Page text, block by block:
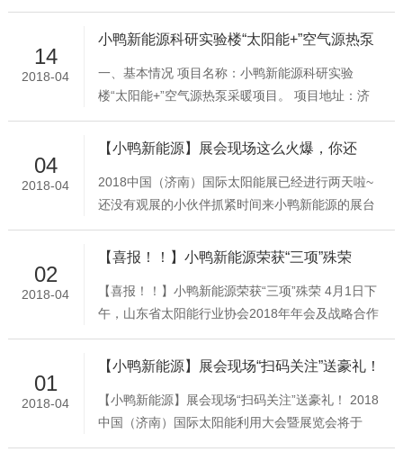
各地，集运营、研发、服务于一体，是其领域内的
佼佼者。参观后，贵客户一位领导对我公司在产品
的质检员……订单处理、生产部、发货仓库……每
一个部门、每一道程序都在有条不紊地执行，前方
完成生产、发货任务，保证及时、无误的发好每一
批货。每一天，一辆辆货车承载的不仅仅是小鸭的
产品，更是小鸭员工辛勤劳动的汗水，小鸭也因辛
勤汗水的浇灌而盛开各地。一分耕耘、一份收获，
14
2018-04
小鸭新能源科研实验楼“太阳能+”空气源热泵
采暖项目一览
一、基本情况 项目名称：小鸭新能源科研实验
楼“太阳能+”空气源热泵采暖项目。 项目地址：济
南市工业南路51号小鸭工业园停车场空置地。二、
项目基本情况 本项目为小鸭新能源试验科研楼
能集热系统，辅助能源为空气源热泵系统，通过对
太阳能、空气能和电能的综合利用，实现清洁能源
的多能互补，达到节能降耗的目的。 项目系统的设
计、水量计算、系统配置（
04
2018-04
【小鸭新能源】展会现场这么火爆，你还
hold住吗？
2018中国（济南）国际太阳能展已经进行两天啦~
还没有观展的小伙伴抓紧时间来小鸭新能源的展台
（济南国际会展中心一层BT07)，一览“太阳能+多
能互补项目”的魅力吧！〖 客商不断的涌入小鸭新
首日小鸭新能源展厅人潮涌动，赚足了眼球；今日
展会第二天人流量虽有减少，但小鸭新能源展厅前
来咨询的客商仍络绎不绝！我们明日将继续，欲了
解更多小鸭新能源此次参展的相关信息
02
2018-04
【喜报！！】小鸭新能源荣获“三项”殊荣
【喜报！！】小鸭新能源荣获“三项”殊荣 4月1日下
午，山东省太阳能行业协会2018年年会及战略合作
签约仪式在济南高新国际会展中心隆重举行。 大会
由山东省太阳能行业协会秘书长李衍山、副秘书长
信息化委员会副主任王信、山东省民政厅社会组织
管理局邢洪锐副局长、山东省经济和信息化委员会
资源节约处王玉刚处长、乳山市人民政府许鹏副市
01
2018-04
【小鸭新能源】展会现场“扫码关注”送豪礼！
【小鸭新能源】展会现场“扫码关注”送豪礼！ 2018
中国（济南）国际太阳能利用大会暨展览会将于
2018年4月2-4日举行，小鸭新能源诚邀您莅临，展